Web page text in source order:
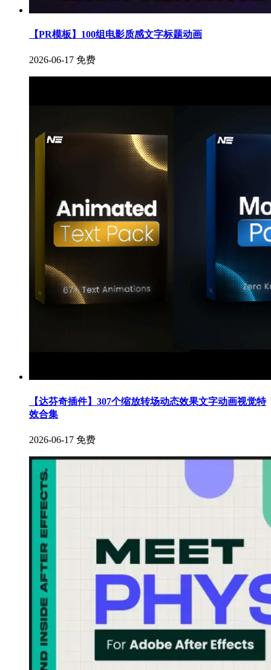
【PR模板】100组电影质感文字标题动画
2026-06-17 免费
【达芬奇插件】307个缩放转场动态效果文字动画视觉特
效合集
2026-06-17 免费